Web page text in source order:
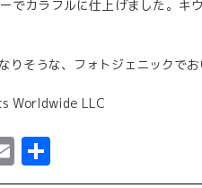
でカラフルに仕上げました。キ
りそうな、フォトジェニックで
Worldwide LLC
Email
有